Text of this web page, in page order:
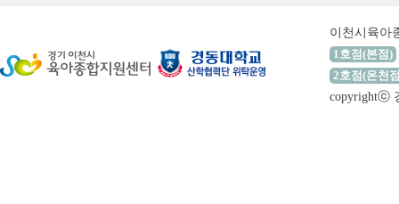
이천시육아
1호점(본점)
2호점(온천
copyrightⓒ